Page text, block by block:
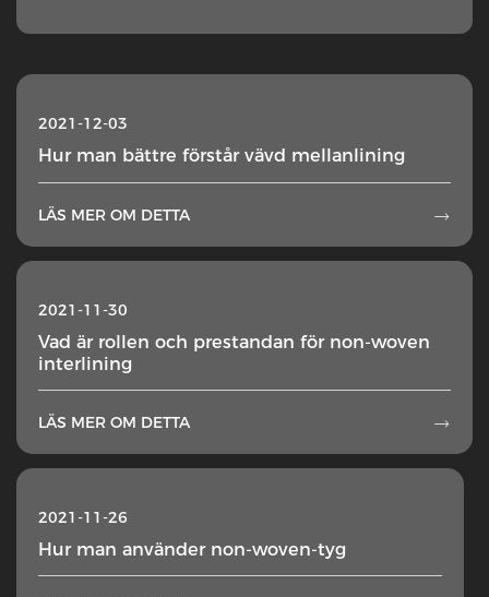
2021-12-03
Hur man bättre förstår vävd mellanlining
LÄS MER OM DETTA 
2021-11-30
Vad är rollen och prestandan för non-woven
interlining
LÄS MER OM DETTA 
2021-11-26
Hur man använder non-woven-tyg